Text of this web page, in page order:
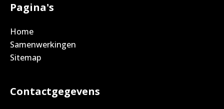
Pagina's
Home
Samenwerkingen
Sitemap
Contactgegevens